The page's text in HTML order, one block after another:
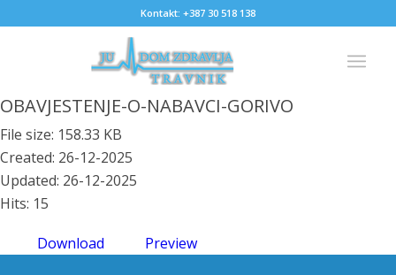
Kontakt: +387 30 518 138
OBAVJESTENJE-O-NABAVCI-GORIVO
File size: 158.33 KB
Created: 26-12-2025
Updated: 26-12-2025
Hits: 15
Download Preview